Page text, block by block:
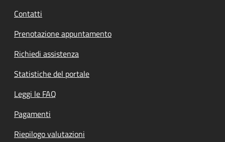
Contatti
Prenotazione appuntamento
Richiedi assistenza
Statistiche del portale
Leggi le FAQ
Pagamenti
Riepilogo valutazioni